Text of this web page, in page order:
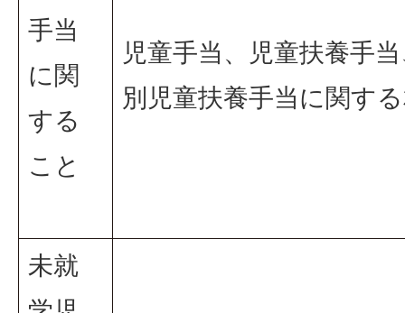
手当
に関
する
こと
児童手当、児童扶養手
別児童扶養手当に関す
未就